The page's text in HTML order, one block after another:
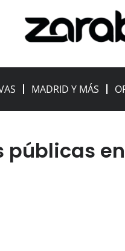
MADRID Y MÁS
públicas